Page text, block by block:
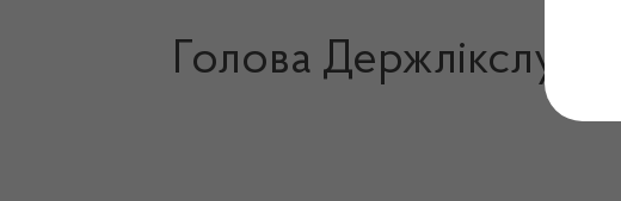
Голова